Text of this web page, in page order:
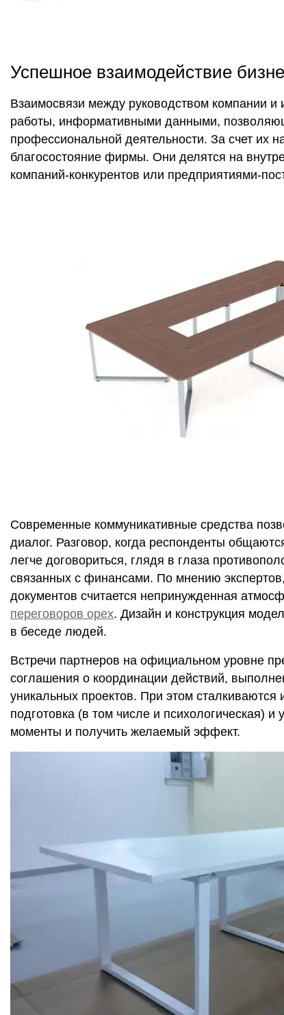
Успешное взаимодействие
Взаимосвязи между руководством компании
работы, информативными данными,
профессиональной деятельности. За счет их
благосостояние фирмы. Они делятся на
компаний-конкурентов или предприятиями-
Современные коммуникативные средства
диалог. Разговор, когда респонденты
легче договориться, глядя в глаза
связанных с финансами. По мнению
документов считается непринужденная
переговоров орех. Дизайн и конструкция
в беседе людей.
Встречи партнеров на официальном уровне
соглашения о координации действий,
уникальных проектов. При этом
подготовка (в том числе и психологическая)
моменты и получить желаемый эффект.